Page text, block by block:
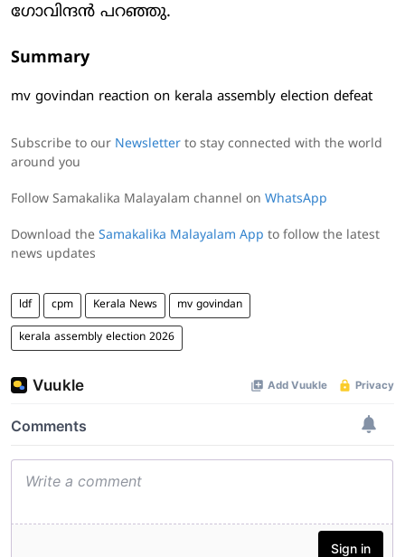
ഗോവിന്ദന്‍ പറഞ്ഞു.
Summary
mv govindan reaction on kerala assembly election defeat
Subscribe to our Newsletter to stay connected with the world
around you
Follow Samakalika Malayalam channel on WhatsApp
Download the Samakalika Malayalam App to follow the latest
news updates
ldf cpm Kerala News mv govindan
kerala assembly election 2026